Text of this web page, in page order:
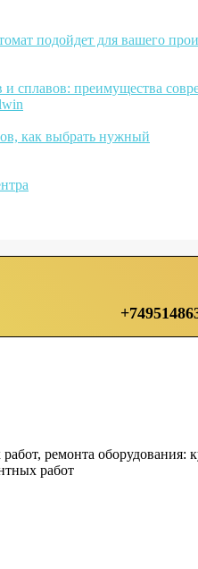
подойдет для вашего
и сплавов: преимущества
как выбрать нужный
ремонта
работ